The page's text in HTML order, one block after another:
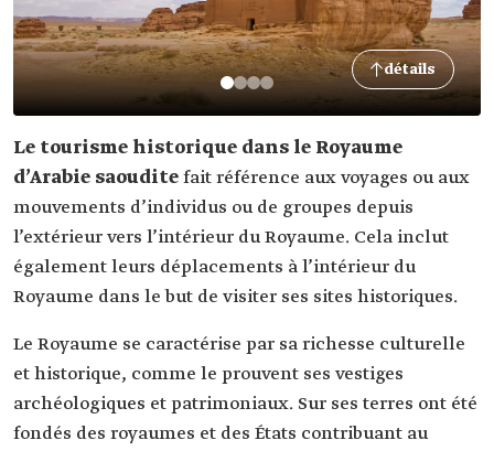
détails
Le tourisme historique dans le Royaume
d’Arabie saouditefait référence aux voyages ou aux
mouvements d’individus ou de groupes depuis
l’extérieur vers l’intérieur du Royaume. Cela inclut
également leurs déplacements à l’intérieur du
Royaume dans le but de visiter ses sites historiques.
Le Royaume se caractérise par sa richesse culturelle
et historique, comme le prouvent ses vestiges
archéologiques et patrimoniaux. Sur ses terres ont été
fondés des royaumes et des États contribuant au